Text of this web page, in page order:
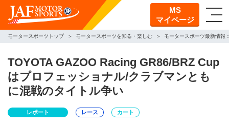
MS
マイページ
モータースポーツトップ モータースポーツを知る・楽しむ モータースポーツ最新情報
TOYOTA GAZOO Racing GR86/BRZ Cup
はプロフェッショナル/クラブマンとも
に混戦のタイトル争い
レポート レース カート